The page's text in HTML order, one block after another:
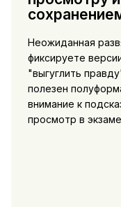
Неожиданная
фиксируете
"выгуглить
полезен
внимание к
просмотр в